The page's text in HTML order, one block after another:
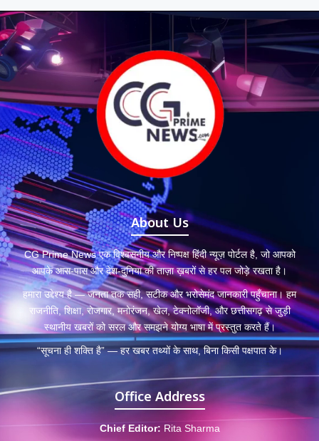
About Us
CG Prime News एक विश्वसनीय और निष्पक्ष हिंदी न्यूज़ पोर्टल है, जो आपको
आपके आस-पास और देश-दुनिया की ताज़ा ख़बरों से हर पल जोड़े रखता है।
हमारा उद्देश्य है — जनता तक सही, सटीक और भरोसेमंद जानकारी पहुँचाना। हम
राजनीति, शिक्षा, रोजगार, मनोरंजन, खेल, टेक्नोलॉजी, और छत्तीसगढ़ से जुड़ी
स्थानीय खबरों को सरल और समझने योग्य भाषा में प्रस्तुत करते हैं।
“सूचना ही शक्ति है” — हर खबर तथ्यों के साथ, बिना किसी पक्षपात के।
Office Address
Chief Editor: Rita Sharma